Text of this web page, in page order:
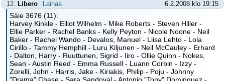
12. Libero Lainaa 6.2.2008 klo 19:15
Säie 3676 (11):
Harvey Kinkle - Elliot Wilhelm - Mike Roberts - Steven Hiller -
Ellie Parker - Rachel Banks - Kelly Peyton - Nicole Noone - Neil
Baker - Rachel Wando - Devalos, Manuel - Liisa Lehto - Lola
Cirillo - Tammy Hemphill - Luru Kiljunen - Neil McCauley - Erhard
- Dalton, Harry - Ruuttunen, Sigrid - Iiro - Ollie Quinn - Nokes,
Sean - Austin Reed - Emma Russell - Luann Corbin - Izzy -
Zorelli, John - Harris, Jake - Kiriakis, Philip - Poju - Johnny